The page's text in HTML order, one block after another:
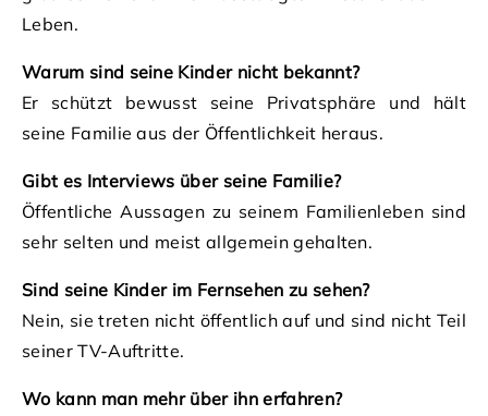
Leben.
Warum sind seine Kinder nicht bekannt?
Er schützt bewusst seine Privatsphäre und hält
seine Familie aus der Öffentlichkeit heraus.
Gibt es Interviews über seine Familie?
Öffentliche Aussagen zu seinem Familienleben sind
sehr selten und meist allgemein gehalten.
Sind seine Kinder im Fernsehen zu sehen?
Nein, sie treten nicht öffentlich auf und sind nicht Teil
seiner TV-Auftritte.
Wo kann man mehr über ihn erfahren?